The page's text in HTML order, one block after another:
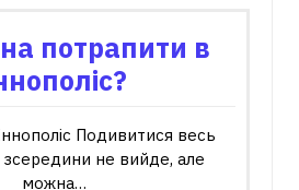
потрапити в
Подивитися весь
зсередини не вийде, але
можна…